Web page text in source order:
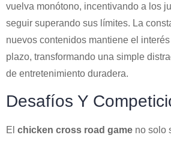
vuelva monótono, incentivando a los
seguir superando sus límites. La
nuevos contenidos mantiene el
plazo, transformando una simple
de entretenimiento duradera.
Desafíos Y
El chicken cross road game no solo